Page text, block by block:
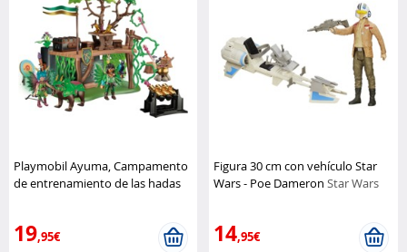
Playmobil Ayuma, Campamento
de entrenamiento de las hadas
19,95€
Figura 30 cm con vehículo Star
Wars - Poe DameronStar Wars
14,95€